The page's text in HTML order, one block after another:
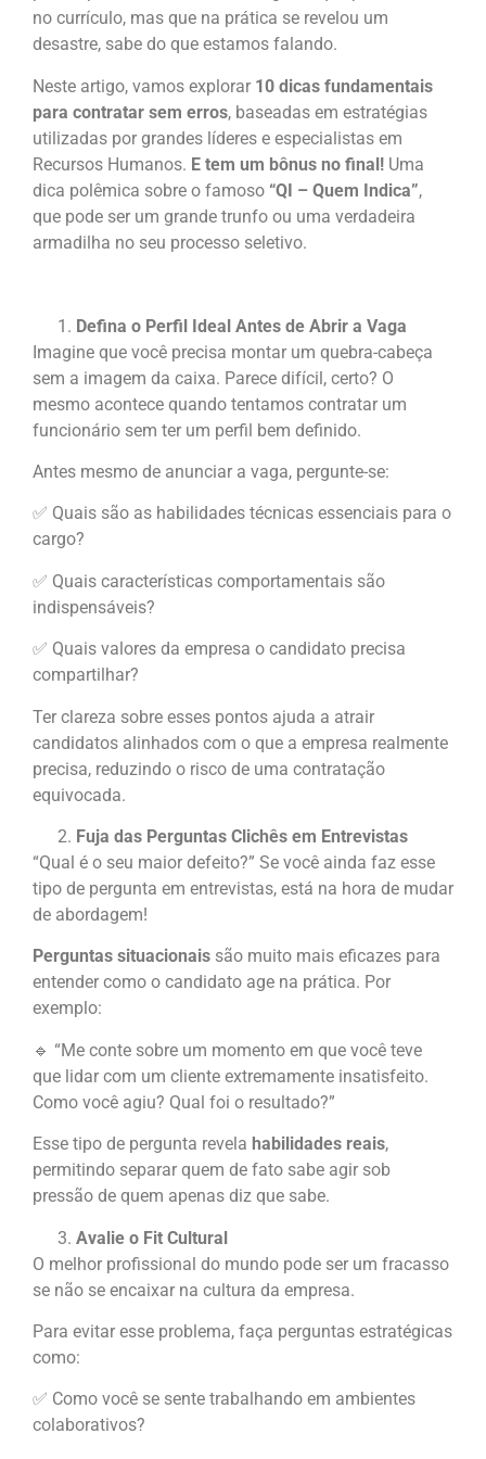
no currículo, mas que na prática se revelou um
desastre, sabe do que estamos falando.
Neste artigo, vamos explorar 10 dicas fundamentais
para contratar sem erros, baseadas em estratégias
utilizadas por grandes líderes e especialistas em
Recursos Humanos. E tem um bônus no final! Uma
dica polêmica sobre o famoso “QI – Quem Indica”,
que pode ser um grande trunfo ou uma verdadeira
armadilha no seu processo seletivo.
Defina o Perfil Ideal Antes de Abrir a Vaga
Imagine que você precisa montar um quebra-cabeça
sem a imagem da caixa. Parece difícil, certo? O
mesmo acontece quando tentamos contratar um
funcionário sem ter um perfil bem definido.
Antes mesmo de anunciar a vaga, pergunte-se:
✅ Quais são as habilidades técnicas essenciais para o
cargo?
✅ Quais características comportamentais são
indispensáveis?
✅ Quais valores da empresa o candidato precisa
compartilhar?
Ter clareza sobre esses pontos ajuda a atrair
candidatos alinhados com o que a empresa realmente
precisa, reduzindo o risco de uma contratação
equivocada.
Fuja das Perguntas Clichês em Entrevistas
“Qual é o seu maior defeito?” Se você ainda faz esse
tipo de pergunta em entrevistas, está na hora de mudar
de abordagem!
Perguntas situacionais são muito mais eficazes para
entender como o candidato age na prática. Por
exemplo:
🔹 “Me conte sobre um momento em que você teve
que lidar com um cliente extremamente insatisfeito.
Como você agiu? Qual foi o resultado?”
Esse tipo de pergunta revela habilidades reais,
permitindo separar quem de fato sabe agir sob
pressão de quem apenas diz que sabe.
Avalie o Fit Cultural
O melhor profissional do mundo pode ser um fracasso
se não se encaixar na cultura da empresa.
Para evitar esse problema, faça perguntas estratégicas
como:
✅ Como você se sente trabalhando em ambientes
colaborativos?